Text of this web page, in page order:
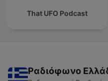
That UFO Podcast
Ραδιόφωνο